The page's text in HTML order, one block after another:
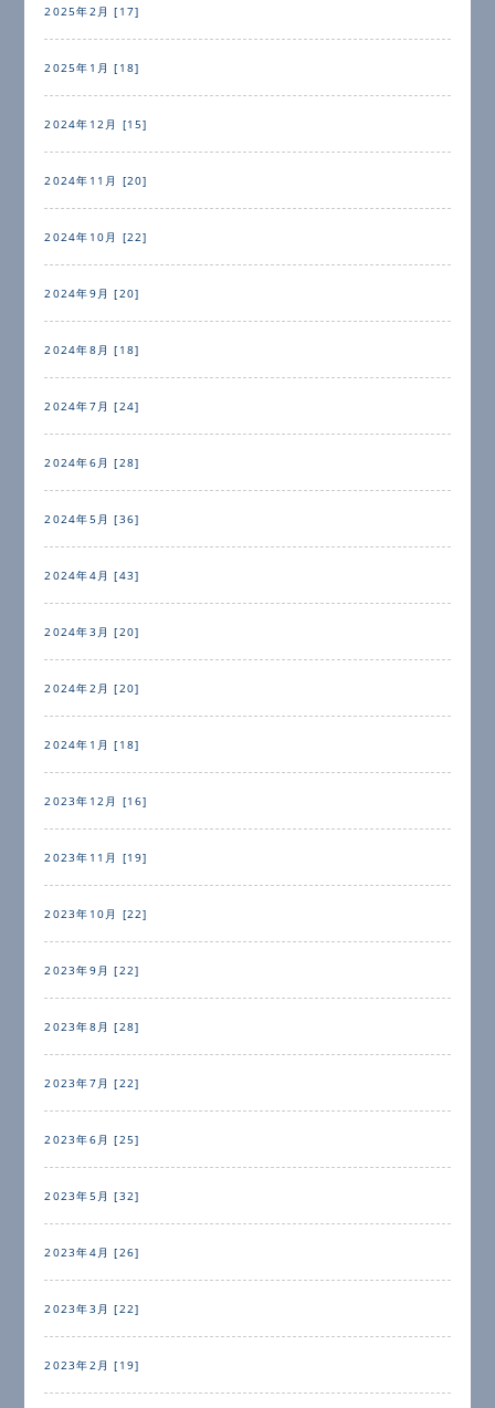
2025年2月 [17]
2025年1月 [18]
2024年12月 [15]
2024年11月 [20]
2024年10月 [22]
2024年9月 [20]
2024年8月 [18]
2024年7月 [24]
2024年6月 [28]
2024年5月 [36]
2024年4月 [43]
2024年3月 [20]
2024年2月 [20]
2024年1月 [18]
2023年12月 [16]
2023年11月 [19]
2023年10月 [22]
2023年9月 [22]
2023年8月 [28]
2023年7月 [22]
2023年6月 [25]
2023年5月 [32]
2023年4月 [26]
2023年3月 [22]
2023年2月 [19]